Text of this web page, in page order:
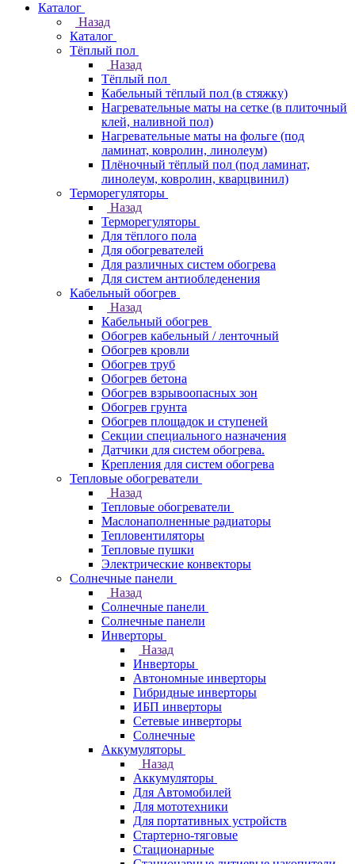
Каталог
Назад
Каталог
Тёплый пол
Назад
Тёплый пол
Кабельный тёплый пол (в стяжку)
Нагревательные маты на сетке (в плиточный
клей, наливной пол)
Нагревательные маты на фольге (под
ламинат, ковролин, линолеум)
Плёночный тёплый пол (под ламинат,
линолеум, ковролин, кварцвинил)
Терморегуляторы
Назад
Терморегуляторы
Для тёплого пола
Для обогревателей
Для различных систем обогрева
Для систем антиобледенения
Кабельный обогрев
Назад
Кабельный обогрев
Обогрев кабельный / ленточный
Обогрев кровли
Обогрев труб
Обогрев бетона
Обогрев взрывоопасных зон
Обогрев грунта
Обогрев площадок и ступеней
Секции специального назначения
Датчики для систем обогрева.
Крепления для систем обогрева
Тепловые обогреватели
Назад
Тепловые обогреватели
Маслонаполненные радиаторы
Тепловентиляторы
Тепловые пушки
Электрические конвекторы
Солнечные панели
Назад
Солнечные панели
Солнечные панели
Инверторы
Назад
Инверторы
Автономные инверторы
Гибридные инверторы
ИБП инверторы
Сетевые инверторы
Солнечные
Аккумуляторы
Назад
Аккумуляторы
Для Автомобилей
Для мототехники
Для портативных устройств
Стартерно-тяговые
Стационарные